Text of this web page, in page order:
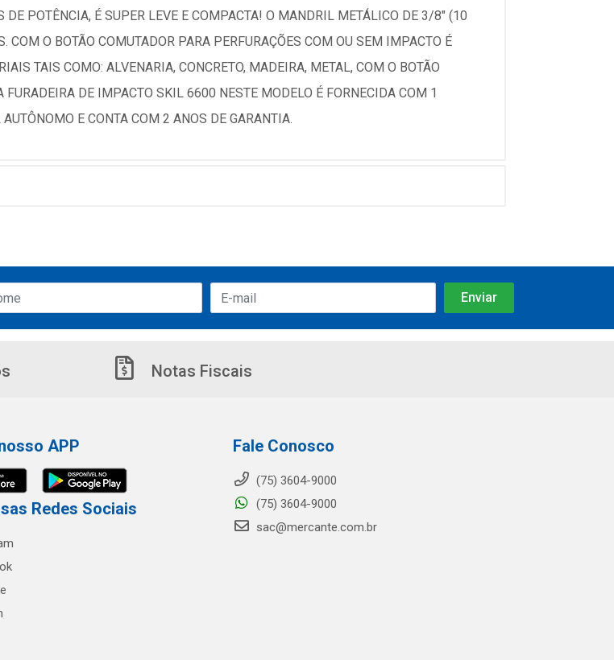
POTÊNCIA, É SUPER LEVE E COMPACTA! O MANDRIL METÁLICO DE 3/8" (10
O BOTÃO COMUTADOR PARA PERFURAÇÕES COM OU SEM IMPACTO É
TAIS COMO: ALVENARIA, CONCRETO, MADEIRA, METAL, COM O BOTÃO
DE IMPACTO SKIL 6600 NESTE MODELO É FORNECIDA COM 1
E CONTA COM 2 ANOS DE GARANTIA.
Notas Fiscais
APP
Redes Sociais
Fale Conosco
(75) 3604-9000
(75) 3604-9000
sac@mercante.com.br